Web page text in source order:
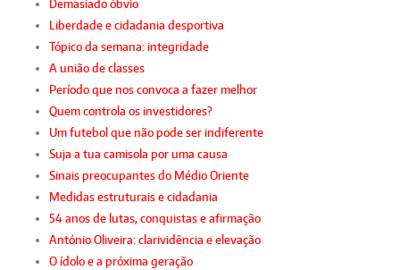
Demasiado óbvio
Liberdade e cidadania desportiva
Tópico da semana: integridade
A união de classes
Período que nos convoca a fazer melhor
Quem controla os investidores?
Um futebol que não pode ser indiferente
Suja a tua camisola por uma causa
Sinais preocupantes do Médio Oriente
Medidas estruturais e cidadania
54 anos de lutas, conquistas e afirmação
António Oliveira: clarividência e elevação
O ídolo e a próxima geração